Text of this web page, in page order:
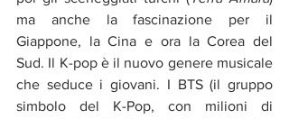
ma anche la fascinazione per il
Giappone, la Cina e ora la Corea del
Sud. Il K-pop è il nuovo genere musicale
che seduce i giovani. I BTS (il gruppo
simbolo del K-Pop, con milioni di